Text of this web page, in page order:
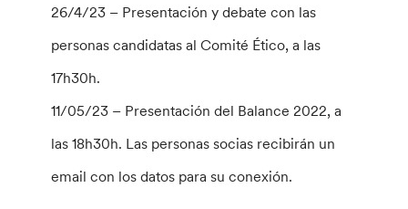
26/4/23 – Presentación y debate con las
personas candidatas al Comité Ético, a las
17h30h.
11/05/23 – Presentación del Balance 2022, a
las 18h30h. Las personas socias recibirán un
email con los datos para su conexión.